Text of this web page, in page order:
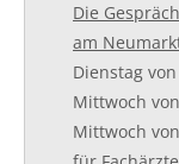
Die
am
Dienstag
Mittwoch
Mittwoch